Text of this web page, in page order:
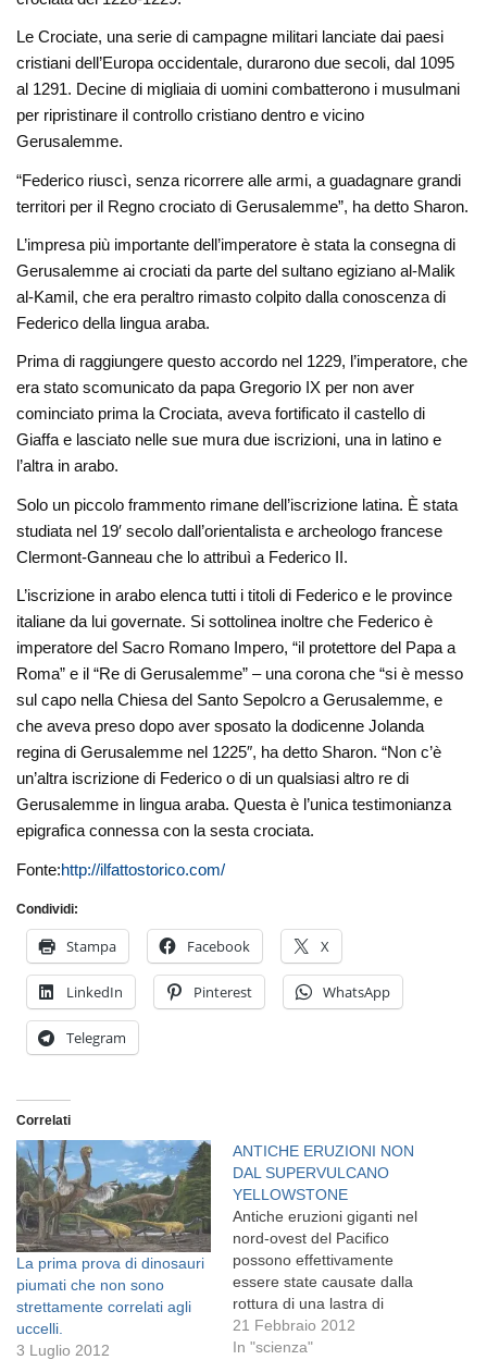
Le Crociate, una serie di campagne militari lanciate dai paesi
cristiani dell’Europa occidentale, durarono due secoli, dal 1095
al 1291. Decine di migliaia di uomini combatterono i musulmani
per ripristinare il controllo cristiano dentro e vicino
Gerusalemme.
“Federico riuscì, senza ricorrere alle armi, a guadagnare grandi
territori per il Regno crociato di Gerusalemme”, ha detto Sharon.
L’impresa più importante dell’imperatore è stata la consegna di
Gerusalemme ai crociati da parte del sultano egiziano al-Malik
al-Kamil, che era peraltro rimasto colpito dalla conoscenza di
Federico della lingua araba.
Prima di raggiungere questo accordo nel 1229, l’imperatore, che
era stato scomunicato da papa Gregorio IX per non aver
cominciato prima la Crociata, aveva fortificato il castello di
Giaffa e lasciato nelle sue mura due iscrizioni, una in latino e
l’altra in arabo.
Solo un piccolo frammento rimane dell’iscrizione latina. È stata
studiata nel 19′ secolo dall’orientalista e archeologo francese
Clermont-Ganneau che lo attribuì a Federico II.
L’iscrizione in arabo elenca tutti i titoli di Federico e le province
italiane da lui governate. Si sottolinea inoltre che Federico è
imperatore del Sacro Romano Impero, “il protettore del Papa a
Roma” e il “Re di Gerusalemme” – una corona che “si è messo
sul capo nella Chiesa del Santo Sepolcro a Gerusalemme, e
che aveva preso dopo aver sposato la dodicenne Jolanda
regina di Gerusalemme nel 1225″, ha detto Sharon. “Non c’è
un’altra iscrizione di Federico o di un qualsiasi altro re di
Gerusalemme in lingua araba. Questa è l’unica testimonianza
epigrafica connessa con la sesta crociata.
Fonte:http://ilfattostorico.com/
Condividi:
Stampa Facebook X
LinkedIn Pinterest WhatsApp
Telegram
Correlati
La prima prova di dinosauri
piumati che non sono
strettamente correlati agli
uccelli.
3 Luglio 2012
ANTICHE ERUZIONI NON
DAL SUPERVULCANO
YELLOWSTONE
Antiche eruzioni giganti nel
nord-ovest del Pacifico
possono effettivamente
essere state causate dalla
rottura di una lastra di
roccia titanica e non dal
sottostante supervulcano
21 Febbraio 2012
In "scienza"